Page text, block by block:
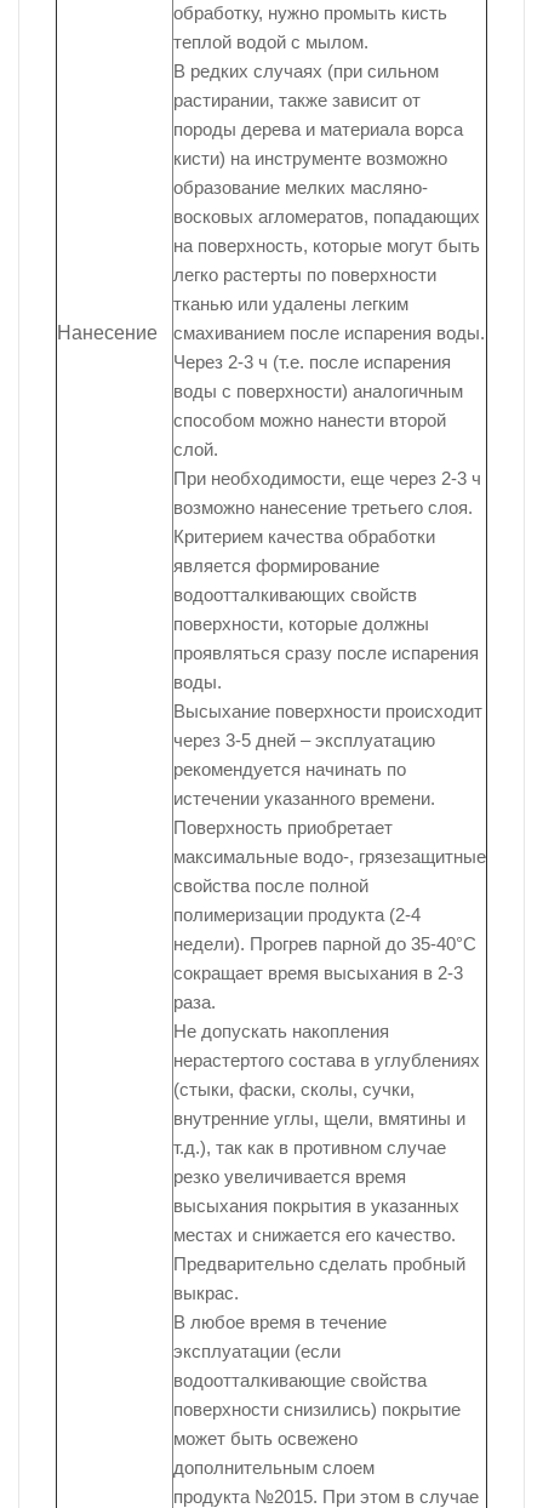
Нанесение
обработку, нужно промыть кисть
теплой водой с мылом.
В редких случаях (при сильном
растирании, также зависит от
породы дерева и материала ворса
кисти) на инструменте возможно
образование мелких масляно-
восковых агломератов, попадающих
на поверхность, которые могут быть
легко растерты по поверхности
тканью или удалены легким
смахиванием после испарения воды.
Через 2-3 ч (т.е. после испарения
воды с поверхности) аналогичным
способом можно нанести второй
слой.
При необходимости, еще через 2-3 ч
возможно нанесение третьего слоя.
Критерием качества обработки
является формирование
водоотталкивающих свойств
поверхности, которые должны
проявляться сразу после испарения
воды.
Высыхание поверхности происходит
через 3-5 дней – эксплуатацию
рекомендуется начинать по
истечении указанного времени.
Поверхность приобретает
максимальные водо-, грязезащитные
свойства после полной
полимеризации продукта (2-4
недели). Прогрев парной до 35-40°С
сокращает время высыхания в 2-3
раза.
Не допускать накопления
нерастертого состава в углублениях
(стыки, фаски, сколы, сучки,
внутренние углы, щели, вмятины и
т.д.), так как в противном случае
резко увеличивается время
высыхания покрытия в указанных
местах и снижается его качество.
Предварительно сделать пробный
выкрас.
В любое время в течение
эксплуатации (если
водоотталкивающие свойства
поверхности снизились) покрытие
может быть освежено
дополнительным слоем
продукта №2015. При этом в случае